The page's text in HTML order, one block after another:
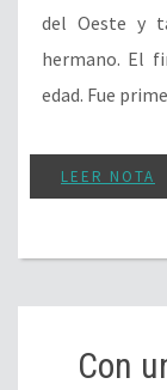
del Oeste y
hermano. El
edad. Fue
LEER NOTA
Con